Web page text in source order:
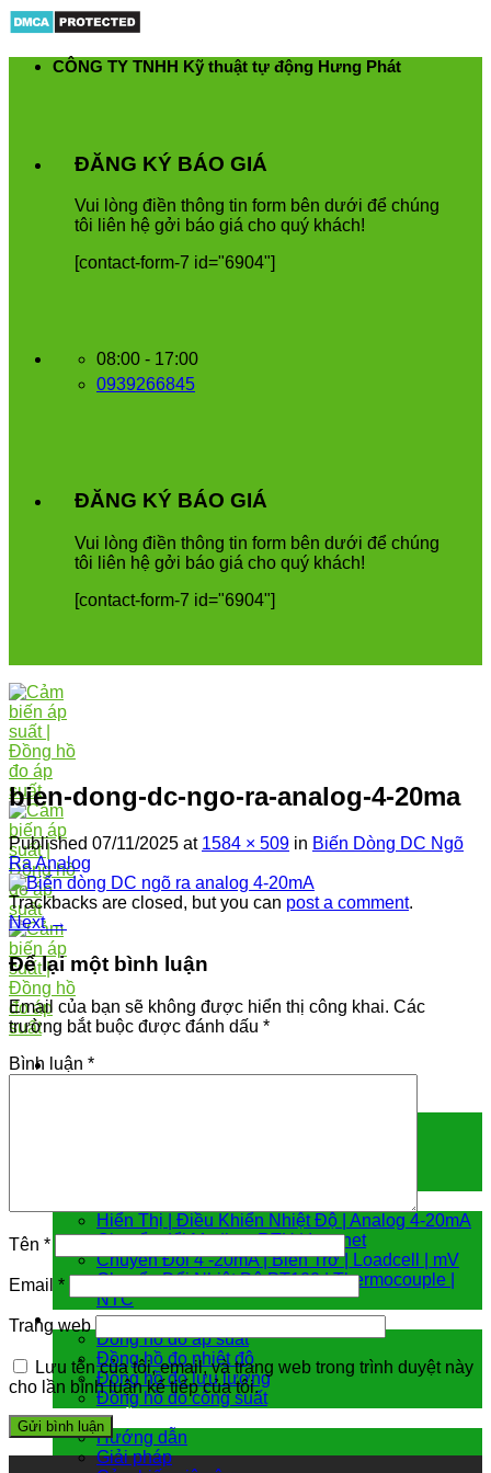
content
CÔNG TY TNHH Kỹ thuật tự động Hưng Phát
ĐĂNG KÝ BÁO GIÁ
Vui òng điền thông tin form bên dưới để chúng
tôi liên hệ gởi báo giá cho quý khách!
[contact-form-7 id="6904"]
08:00 - 17:00
0939266845
ĐĂNG KÝ BÁO GIÁ
Vui òng điền thông tin form bên dưới để chúng
tôi liên hệ gởi báo giá cho quý khách!
[contact-form-7 id="6904"]
Hiển Thị | Điều Khiển Nhiệt Độ | Analog 4-20mA
Chuyển đổi Modbus RTU | Internet
Chuyển Đổi 4 -20mA | Biến Trở | Loadcell | mV
Chuyển Đổi Nhiệt Độ PT100 | Thermocouple |
NTC
Đồng hồ đo
Đồng hồ đo áp suất
Đồng hồ đo nhiệt độ
Đồng hồ đo lưu lượng
Đồng hồ đo công suất
Hướng dẫn & giải pháp
Hướng dẫn
Giải pháp
bien-dong-dc-ngo-ra-analog-4-20ma
Published 07/11/2025 at 1584 × 509 in Biến Dòng DC Ngõ
Ra Analog
Trackbacks are closed, but you can post a comment.
Next→
Để lại một bình luận
Email của bạn sẽ không được hiển thị công khai. Các
trường bắt buộc được đánh dấu *
Bình luận *
Tên *
Email *
Trang web
Lưu tên của tôi, email, và trang web trong trình duyệt này
cho lần bình luận kế tiếp của tôi.